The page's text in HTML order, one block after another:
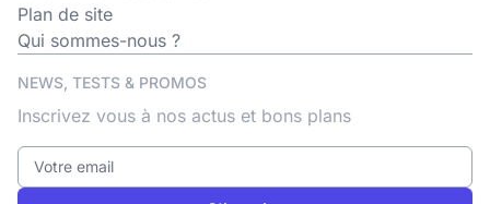
Plan de site
Qui sommes-nous ?
NEWS, TESTS & PROMOS
Inscrivez vous à nos actus et bons plans